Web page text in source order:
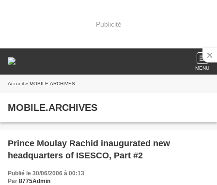
Publicité
MENU
Accueil » MOBILE.ARCHIVES
MOBILE.ARCHIVES
Prince Moulay Rachid inaugurated new
headquarters of ISESCO, Part #2
Publié le 30/06/2006 à 00:13
Par 8775Admin